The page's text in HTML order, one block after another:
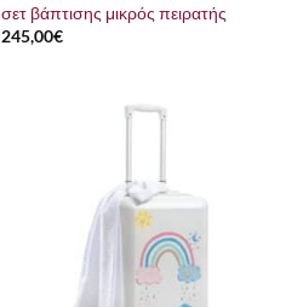
σετ βάπτισης μικρός πειρατής
245,00€